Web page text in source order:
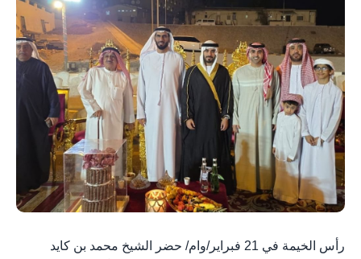
رأس الخيمة في 21 فبراير/وام/ حضر الشيخ محمد بن كايد